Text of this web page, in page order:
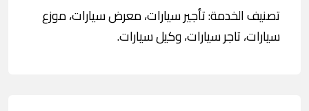
تصنيف الخدمة: تأجير سيارات، معرض سيارات، موزع
سيارات، تاجر سيارات، وكيل سيارات.